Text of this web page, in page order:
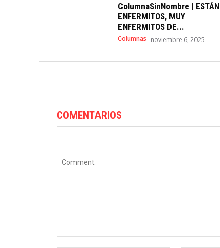
ColumnaSinNombre | ESTÁN
ENFERMITOS, MUY
ENFERMITOS DE...
Columnas noviembre 6, 2025
COMENTARIOS